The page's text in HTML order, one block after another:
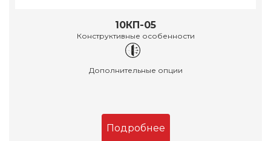
10КП-05
Конструктивные особенности
Дополнительные опции
Подробнее